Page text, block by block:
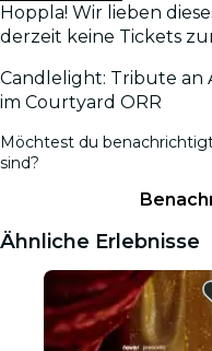
Hoppla! Wir lieben
derzeit keine Tickets
Candlelight: Tribute an
im Courtyard ORR
Möchtest du
sind?
Ähnliche Erlebnisse